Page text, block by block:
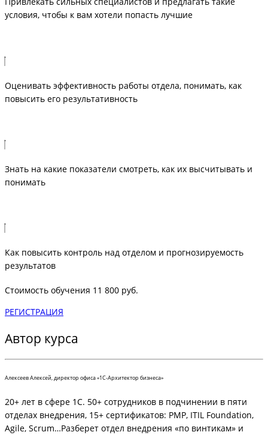
условия, чтобы к вам хотели попасть лучшие
Оценивать эффективность работы отдела, понимать, как
повысить его результативность
Знать на какие показатели смотреть, как их высчитывать и
понимать
Как повысить контроль над отделом и прогнозируемость
результатов
Стоимость обучения 11 800 руб.
РЕГИСТРАЦИЯ
Автор курса
Алексеев Алексей, директор офиса «1С-Архитектор бизнеса»
20+ лет в сфере 1С. 50+ сотрудников в подчинении в пяти
отделах внедрения, 15+ сертификатов: PMP, ITIL Foundation,
Agile, Scrum…Разберет отдел внедрения «по винтикам» и